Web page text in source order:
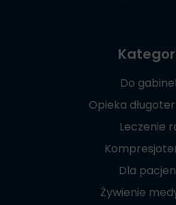
Do
Opieka
Leczenie
Dla
Żywienie